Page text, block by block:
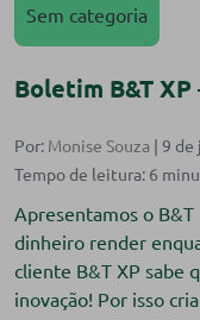
Sem categoria
Boletim B&T
Por: Monise Souza | 9 de
Apresentamos o
dinheiro render
cliente B&T XP sabe
inovação! Por isso